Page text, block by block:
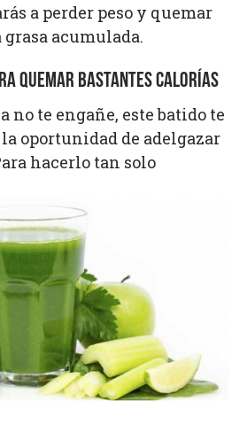
a perder peso y quemar
acumulada.
QUEMAR BASTANTES CALORÍAS
no te engañe, este batido te
oportunidad de adelgazar
hacerlo tan solo